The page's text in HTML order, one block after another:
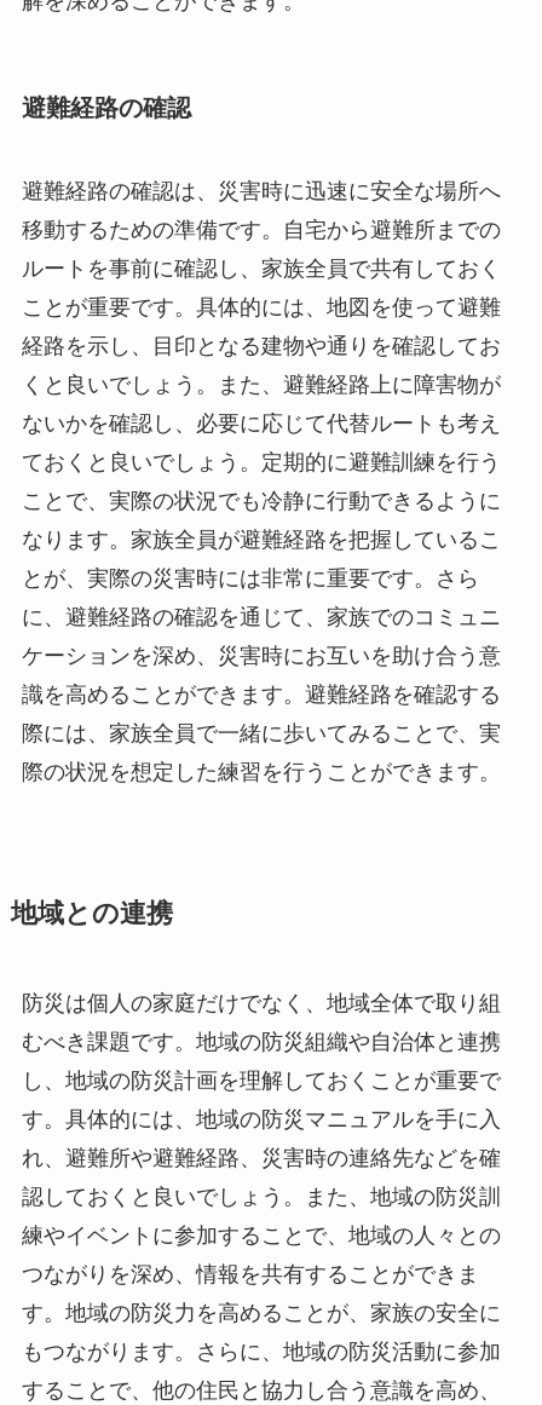
避難経路の確認
避難経路の確認は、災害時に迅速に安全な場所へ
移動するための準備です。自宅から避難所までの
ルートを事前に確認し、家族全員で共有しておく
ことが重要です。具体的には、地図を使って避難
経路を示し、目印となる建物や通りを確認してお
くと良いでしょう。また、避難経路上に障害物が
ないかを確認し、必要に応じて代替ルートも考え
ておくと良いでしょう。定期的に避難訓練を行う
ことで、実際の状況でも冷静に行動できるように
なります。家族全員が避難経路を把握しているこ
とが、実際の災害時には非常に重要です。さら
に、避難経路の確認を通じて、家族でのコミュニ
ケーションを深め、災害時にお互いを助け合う意
識を高めることができます。避難経路を確認する
際には、家族全員で一緒に歩いてみることで、実
際の状況を想定した練習を行うことができます。
地域との連携
防災は個人の家庭だけでなく、地域全体で取り組
むべき課題です。地域の防災組織や自治体と連携
し、地域の防災計画を理解しておくことが重要で
す。具体的には、地域の防災マニュアルを手に入
れ、避難所や避難経路、災害時の連絡先などを確
認しておくと良いでしょう。また、地域の防災訓
練やイベントに参加することで、地域の人々との
つながりを深め、情報を共有することができま
す。地域の防災力を高めることが、家族の安全に
もつながります。さらに、地域の防災活動に参加
することで、他の住民と協力し合う意識を高め、